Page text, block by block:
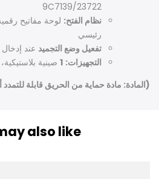
9C7139/23722
نظام الفتح: لوحة مفاتيح
رئيسي
تفعيل وضع التجميد عند
التجهيزات: 1 صينية بلاستيكية،
(المادة: مادة حماية من الحريق قابلة
also like